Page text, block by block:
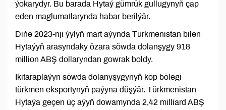
ýokarydyr. Bu barada Hytaý gümrük gullugynyň çap
eden maglumatlarynda habar berilýär.
Diňe 2023-nji ýylyň mart aýynda Türkmenistan bilen
Hytaýyň arasyndaky özara söwda dolanşygy 918
million ABŞ dollaryndan gowrak boldy.
Ikitaraplaýyn söwda dolanyşygynyň köp bölegi
türkmen eksportynyň paýyna düşýär. Türkmenistan
Hytaýa geçen üç aýyň dowamynda 2,42 milliard ABŞ